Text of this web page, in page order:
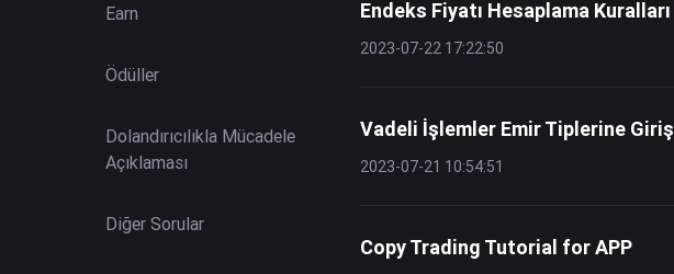
Earn
Ödüller
Dolandırıcılıkla Mücadele
Açıklaması
Diğer Sorular
Endeks Fiyatı Hesaplama Kuralları
2023-07-22 17:22:50
Vadeli İşlemler Emir Tiplerine Giriş
2023-07-21 10:54:51
Copy Trading Tutorial for APP